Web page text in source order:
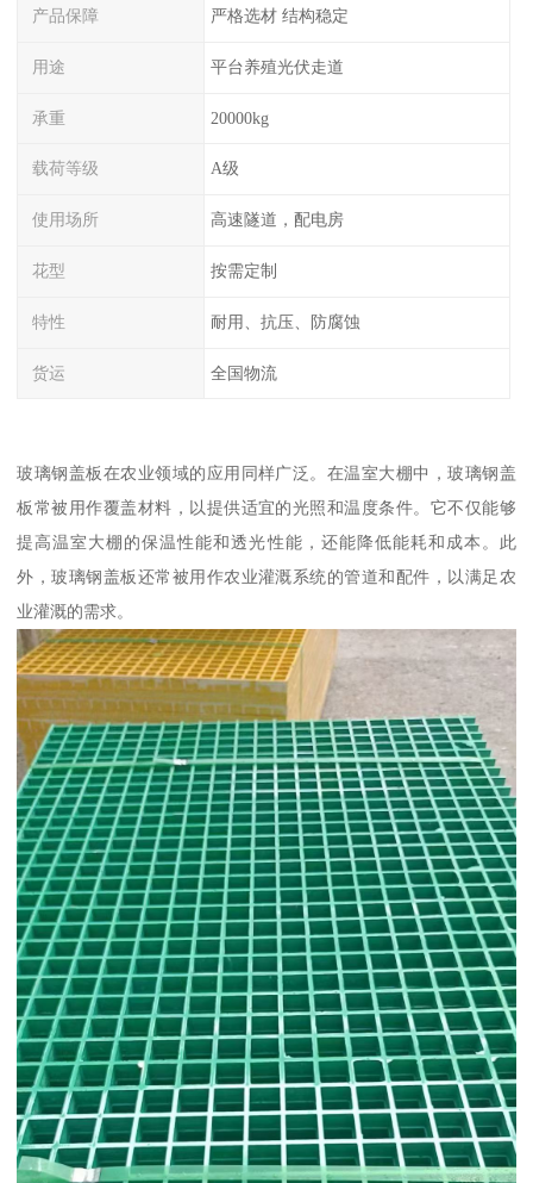
产品保障 严格选材 结构稳定
用途 平台养殖光伏走道
承重 20000kg
载荷等级 A级
使用场所 高速隧道，配电房
花型 按需定制
特性 耐用、抗压、防腐蚀
货运 全国物流
玻璃钢盖板在农业领域的应用同样广泛。在温室大棚中，玻璃钢盖
板常被用作覆盖材料，以提供适宜的光照和温度条件。它不仅能够
提高温室大棚的保温性能和透光性能，还能降低能耗和成本。此
外，玻璃钢盖板还常被用作农业灌溉系统的管道和配件，以满足农
业灌溉的需求。